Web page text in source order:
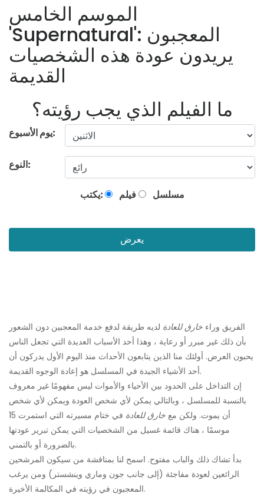
الموسم الخامس
'Supernatural': المعجبون
يريدون عودة هذه الشخصيات
القديمة
ما الفيلم الذي يجب رؤيته؟
يوم الأسبوع:
النوع:
يكتب: فيلم مسلسل
يعرض
الفريق وراء خارق للعادة لديه طريقة لدفع خدمة المعجبين دون الشعور
بأن ذلك غير مبرر أو رعاية ، وهذا أحد الأسباب العديدة التي تجعل الناس
يحبون العرض. أولئك منا الذين يتابعون الأحداث منذ اليوم الأول يدركون أن
أحد الأشياء الجيدة في المسلسل هو إعادة الوجوه القديمة.
إن التداخل على الحدود بين الأحياء والأموات ليس مفهومًا غير معروف
بالنسبة للمسلسل ، وبالتالي يمكن لأي شخص العودة ويمكن لأي شخص
أن يموت. ولكن مع خارق للعادة
في ختام مسيرته التي استمرت 15
موسمًا ، هناك قائمة غسيل من الشخصيات التي يمكن تبرير عودتها
بالضرورة أو بالتمني.
بدأ تشاك ذلك والباب مفتوح. اسمح لنا بمناقشة من سيكون المرشحين
الرائعين لعودة مفاجئة (إلى جانب جون وماري وينشستر) ومن يرغب
المعجبون في رؤيته في المكالمة الأخيرة.